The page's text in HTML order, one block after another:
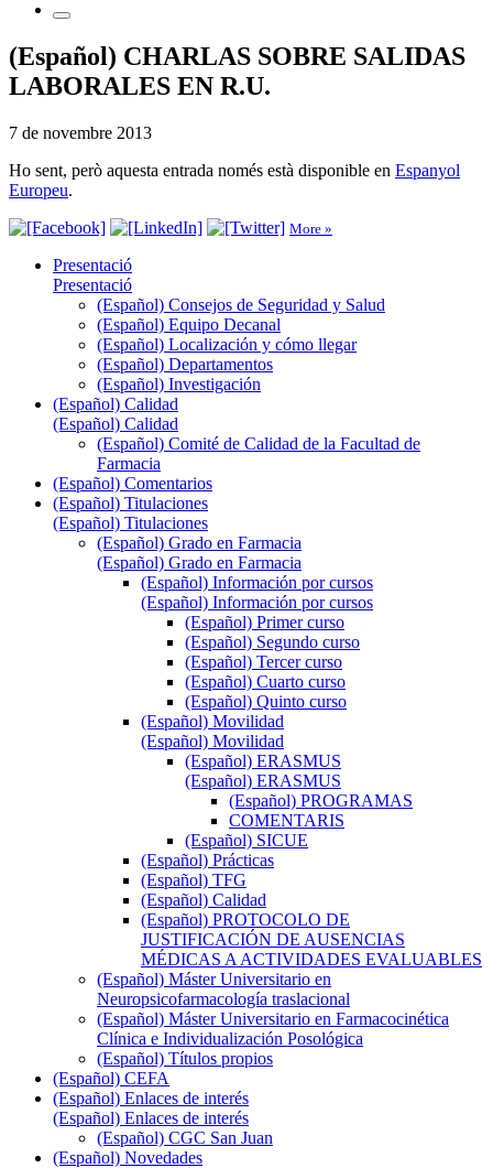
(Español) CHARLAS SOBRE SALIDAS
LABORALES EN R.U.
7 de novembre 2013
Ho sent, però aquesta entrada només està disponible en Espanyol
Europeu.
More »
Presentació
Presentació
(Español) Consejos de Seguridad y Salud
(Español) Equipo Decanal
(Español) Localización y cómo llegar
(Español) Departamentos
(Español) Investigación
(Español) Calidad
(Español) Calidad
(Español) Comité de Calidad de la Facultad de
Farmacia
(Español) Comentarios
(Español) Titulaciones
(Español) Titulaciones
(Español) Grado en Farmacia
(Español) Grado en Farmacia
(Español) Información por cursos
(Español) Información por cursos
(Español) Primer curso
(Español) Segundo curso
(Español) Tercer curso
(Español) Cuarto curso
(Español) Quinto curso
(Español) Movilidad
(Español) Movilidad
(Español) ERASMUS
(Español) ERASMUS
(Español) PROGRAMAS
COMENTARIS
(Español) SICUE
(Español) Prácticas
(Español) TFG
(Español) Calidad
(Español) PROTOCOLO DE
JUSTIFICACIÓN DE AUSENCIAS
MÉDICAS A ACTIVIDADES EVALUABLES
(Español) Máster Universitario en
Neuropsicofarmacología traslacional
(Español) Máster Universitario en Farmacocinética
Clínica e Individualización Posológica
(Español) Títulos propios
(Español) CEFA
(Español) Enlaces de interés
(Español) Enlaces de interés
(Español) CGC San Juan
(Español) Novedades